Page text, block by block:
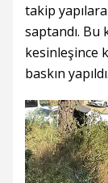
takip
saptandı. Bu
kesinleşince
baskın